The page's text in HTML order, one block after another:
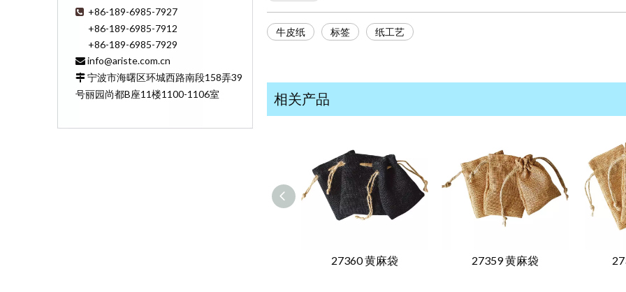
 +86-189-6985-7927
+86-189-6985-7912
+86-189-6985-7929
 info@ariste.com.cn
 宁波市海曙区环城西路南段158弄39
号丽园尚都B座11楼1100-1106室
牛皮纸 标签 纸工艺
相关产品
27360 黄麻袋 27359 黄麻袋